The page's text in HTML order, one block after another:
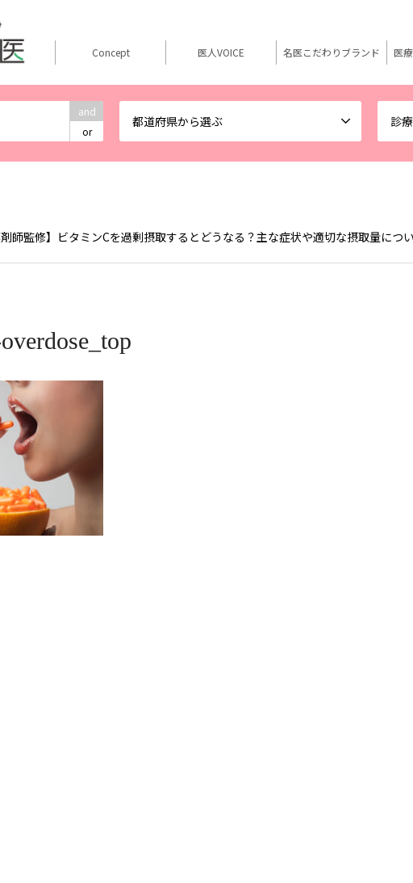
and
or
都道府県から選ぶ 診
Concept 医人VOICE 名医こだわりブランド 医
剤師監修】ビタミンCを過剰摂取するとどうなる？主な症状や適切な摂取量につ